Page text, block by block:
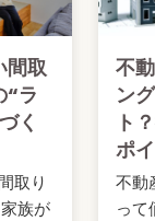
間取
“ラ
く
取り
族が
不
ン
ト
ポ
不動
って